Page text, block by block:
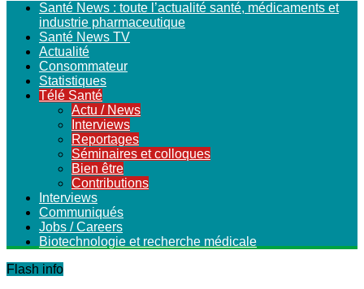
Santé News : toute l’actualité santé, médicaments et
industrie pharmaceutique
Santé News TV
Actualité
Consommateur
Statistiques
Télé Santé
Actu / News
Interviews
Reportages
Séminaires et colloques
Bien être
Contributions
Interviews
Communiqués
Jobs / Careers
Biotechnologie et recherche médicale
Flash info